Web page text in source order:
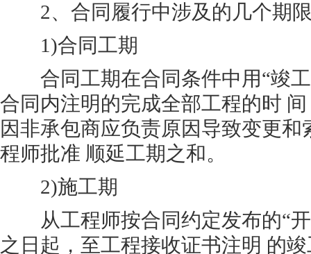
2、合同履行中涉及的几个期
1)合同工期
合同工期在合同条件中用“竣工
合同内注明的完成全部工程的时
因非承包商应负责原因导致变更
程师批准 顺延工期之和。
2)施工期
从工程师按合同约定发布的“开
之日起，至工程接收证书注明 的